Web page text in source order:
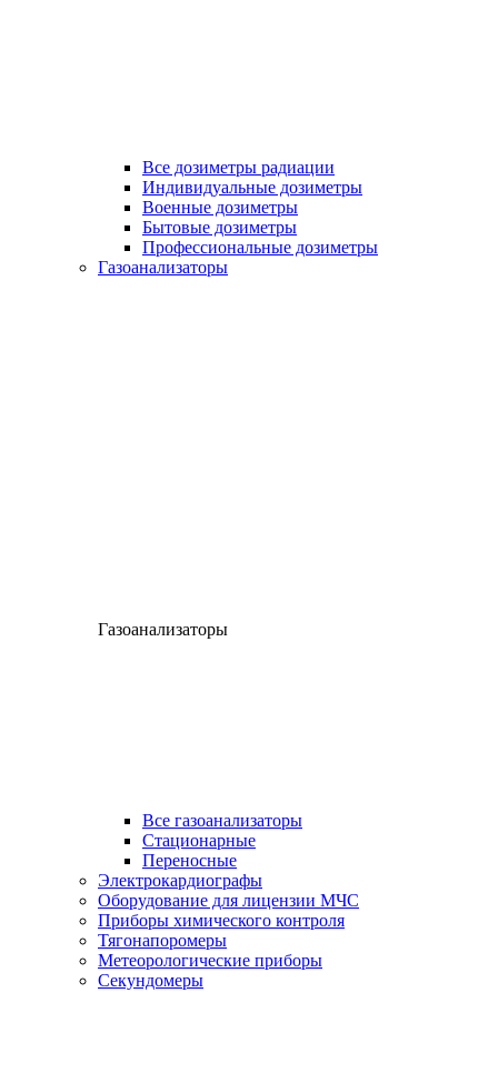
Все дозиметры радиации
Индивидуальные дозиметры
Военные дозиметры
Бытовые дозиметры
Профессиональные дозиметры
Газоанализаторы
Газоанализаторы
Все газоанализаторы
Cтационарные
Переносные
Электрокардиографы
Оборудование для лицензии МЧС
Приборы химического контроля
Тягонапоромеры
Метеорологические приборы
Секундомеры